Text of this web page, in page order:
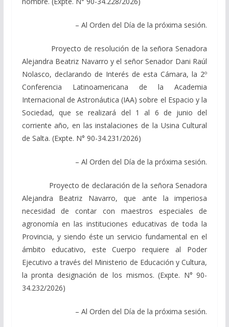
– Al Orden del Día de la próxima sesión.
Proyecto de resolución de la señora Senadora
Alejandra Beatriz Navarro y el señor Senador Dani Raúl
Nolasco, declarando de Interés de esta Cámara, la 2º
Conferencia Latinoamericana de la Academia
Internacional de Astronáutica (IAA) sobre el Espacio y la
Sociedad, que se realizará del 1 al 6 de junio del
corriente año, en las instalaciones de la Usina Cultural
de Salta. (Expte. N° 90-34.231/2026)
– Al Orden del Día de la próxima sesión.
Proyecto de declaración de la señora Senadora
Alejandra Beatriz Navarro, que ante la imperiosa
necesidad de contar con maestros especiales de
agronomía en las instituciones educativas de toda la
Provincia, y siendo éste un servicio fundamental en el
ámbito educativo, este Cuerpo requiere al Poder
Ejecutivo a través del Ministerio de Educación y Cultura,
la pronta designación de los mismos. (Expte. N° 90-
34.232/2026)
– Al Orden del Día de la próxima sesión.